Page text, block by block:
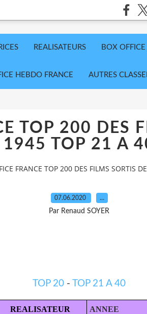
REALISATEURS BOX
HEBDO FRANCE AUTRES
TOP 200 DES
1945 TOP 21 A
FRANCE TOP 200 DES FILMS SORTIS
07.06.2020 …
Par Renaud SOYER
TOP 20 - TOP 21 A 40
REALISATEUR ANNEE